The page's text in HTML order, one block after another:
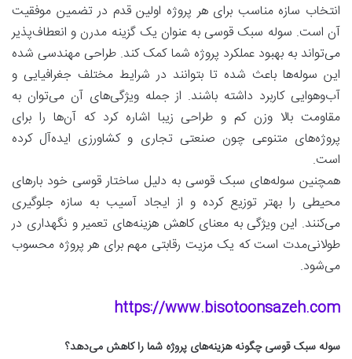
انتخاب سازه مناسب برای هر پروژه اولین قدم در تضمین موفقیت
آن است. سوله سبک قوسی به عنوان یک گزینه مدرن و انعطاف‌پذیر
می‌تواند به بهبود عملکرد پروژه شما کمک کند. طراحی مهندسی شده
این سوله‌ها باعث شده تا بتوانند در شرایط مختلف جغرافیایی و
آب‌وهوایی کاربرد داشته باشند. از جمله ویژگی‌های آن می‌توان به
مقاومت بالا وزن کم و طراحی زیبا اشاره کرد که آن‌ها را برای
پروژه‌های متنوعی چون صنعتی تجاری و کشاورزی ایده‌آل کرده
است.
همچنین سوله‌های سبک قوسی به دلیل ساختار قوسی خود بارهای
محیطی را بهتر توزیع کرده و از ایجاد آسیب به سازه جلوگیری
می‌کنند. این ویژگی به معنای کاهش هزینه‌های تعمیر و نگهداری در
طولانی‌مدت است که یک مزیت رقابتی مهم برای هر پروژه محسوب
می‌شود.
https://www.bisotoonsazeh.com
سوله سبک قوسی چگونه هزینه‌های پروژه شما را کاهش می‌دهد؟